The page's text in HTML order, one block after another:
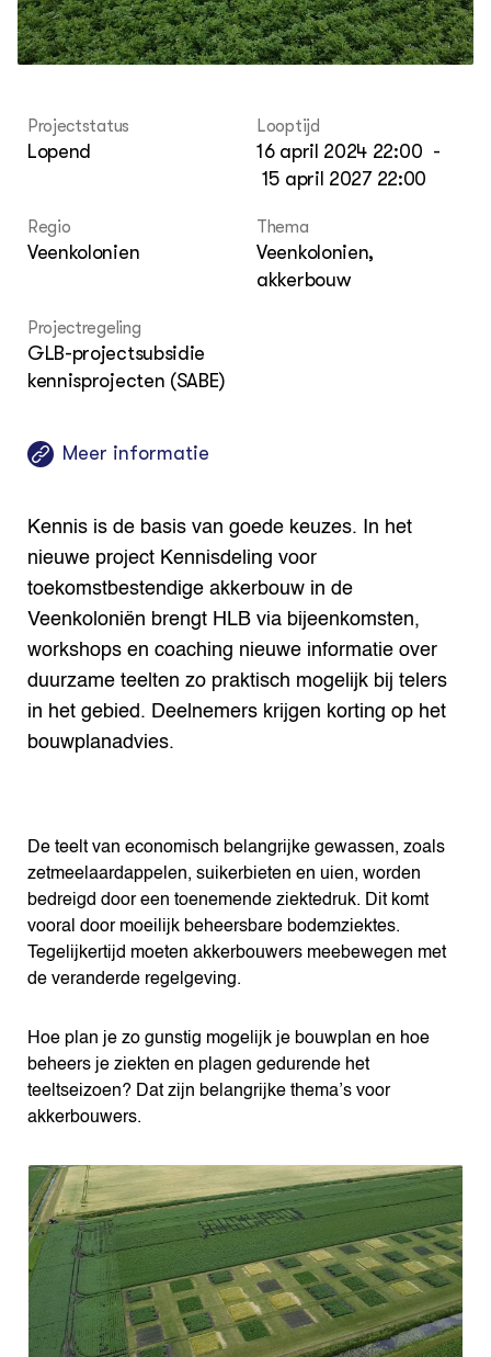
Dossiers
Columns & Blogs
In de regio
Projecten
Vakbladen
Wiki Groen Kennisnet
GROEN KENNISNET
Over ons
Projectstatus
Lopend
Looptijd
16 april 2024 22:00 -
15 april 2027 22:00
Regio
Veenkolonien
Thema
Veenkolonien,
akkerbouw
Projectregeling
GLB-projectsubsidie
kennisprojecten (SABE)
Meer informatie
Kennis is de basis van goede keuzes. In het
nieuwe project Kennisdeling voor
toekomstbestendige akkerbouw in de
Veenkoloniën brengt HLB via bijeenkomsten,
workshops en coaching nieuwe informatie over
duurzame teelten zo praktisch mogelijk bij telers
in het gebied. Deelnemers krijgen korting op het
bouwplanadvies.
De teelt van economisch belangrijke gewassen, zoals
zetmeelaardappelen, suikerbieten en uien, worden
bedreigd door een toenemende ziektedruk. Dit komt
vooral door moeilijk beheersbare bodemziektes.
Tegelijkertijd moeten akkerbouwers meebewegen met
de veranderde regelgeving.
Hoe plan je zo gunstig mogelijk je bouwplan en hoe
beheers je ziekten en plagen gedurende het
teeltseizoen? Dat zijn belangrijke thema’s voor
akkerbouwers.